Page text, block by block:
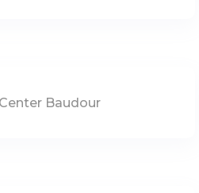
Baudour